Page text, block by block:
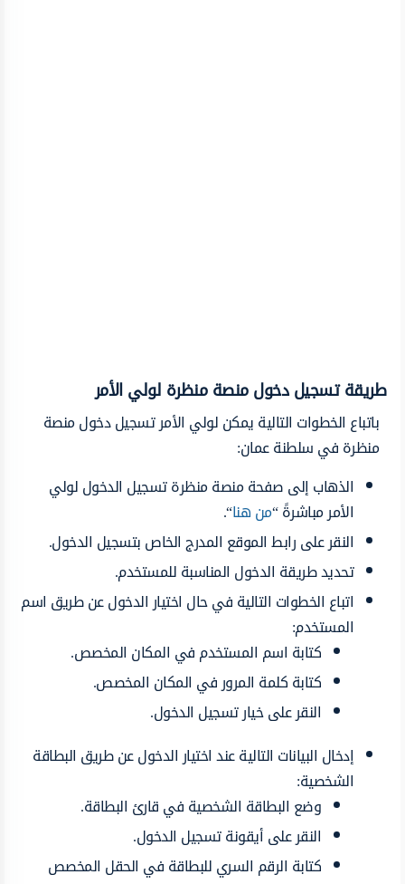
طريقة تسجيل دخول منصة منظرة لولي الأمر
باتباع الخطوات التالية يمكن لولي الأمر تسجيل دخول منصة
منظرة في سلطنة عمان:
الذهاب إلى صفحة منصة منظرة تسجيل الدخول لولي
الأمر مباشرةً “من هنا“.
النقر على رابط الموقع المدرج الخاص بتسجيل الدخول.
تحديد طريقة الدخول المناسبة للمستخدم.
اتباع الخطوات التالية في حال اختيار الدخول عن طريق اسم
المستخدم:
كتابة اسم المستخدم في المكان المخصص.
كتابة كلمة المرور في المكان المخصص.
النقر على خيار تسجيل الدخول.
إدخال البيانات التالية عند اختيار الدخول عن طريق البطاقة
الشخصية:
وضع البطاقة الشخصية في قارئ البطاقة.
النقر على أيقونة تسجيل الدخول.
كتابة الرقم السري للبطاقة في الحقل المخصص